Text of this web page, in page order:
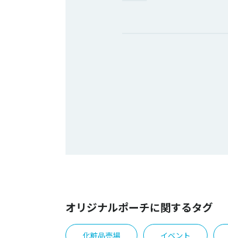
オリジナルポーチに関するタグ
化粧品売場 イベント